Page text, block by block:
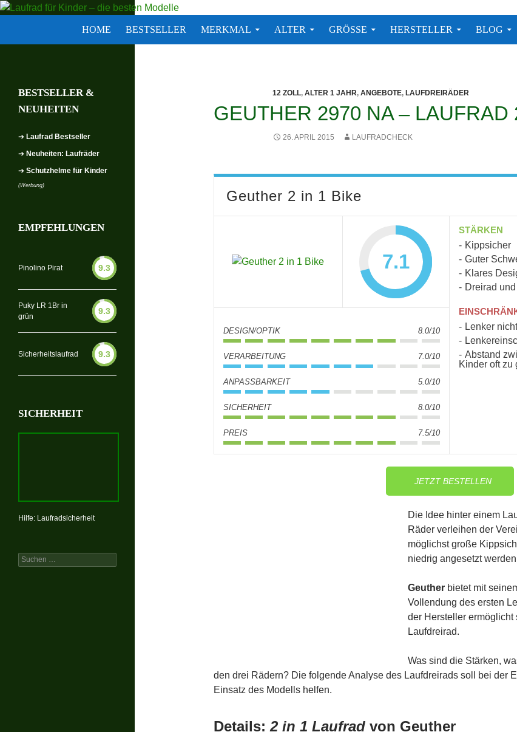
Zum
Laufrad für Kinder – die besten Modelle
HOME BESTSELLER MERKMAL ALTER GRÖSSE HERSTELLER BLOG
12 ZOLL,ALTER 1 JAHR,ANGEBOTE,LAUFDREIRÄDER
GEUTHER 2970 NA – LAUFRAD
26. APRIL 2015 LAUFRADCHECK
Geuther 2 in 1 Bike
7.1
DESIGN/OPTIK 8.0/10
VERARBEITUNG 7.0/10
ANPASSBARKEIT 5.0/10
SICHERHEIT 8.0/10
PREIS 7.5/10
STÄRKEN
Kippsicher
Guter
Klares
Dreirad
Lenker
Abstand
Kinder oft zu
JETZT BESTELLEN
Die Idee hinter einem
Räder verleihen der
möglichst große
niedrig angesetzt
Geutherbietet mit
Vollendung des ersten
der Hersteller ermöglicht
Laufdreirad.
Was sind die Stärken,
den drei Rädern? Die folgende Analyse des Laufdreirads soll bei der
Einsatz des Modells helfen.
Details: 2 in 1 Laufradvon Geuther
BESTSELLER &
NEUHEITEN
➔ Laufrad Bestseller
➔ Neuheiten: Laufräder
➔ Schutzhelme für Kinder
(Werbung)
EMPFEHLUNGEN
Pinolino Pirat 9.3
Puky LR 1Br in
grün
9.3
Sicherheitslaufrad 9.3
SICHERHEIT
Hilfe: Laufradsicherheit
Suchen
nach: